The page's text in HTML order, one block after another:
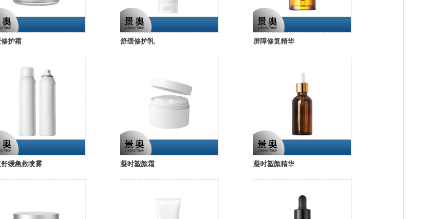
护霜 舒缓修护乳 屏障修复精华
缓急救喷雾 凝时塑颜霜 凝时塑颜精华